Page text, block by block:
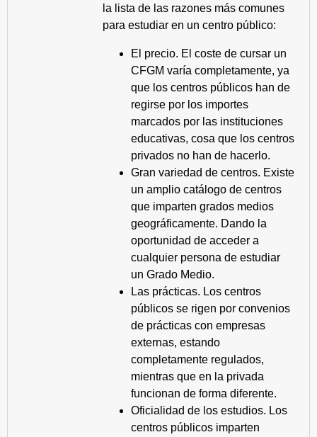
la lista de las razones más comunes
para estudiar en un centro público:
El precio. El coste de cursar un
CFGM varía completamente, ya
que los centros públicos han de
regirse por los importes
marcados por las instituciones
educativas, cosa que los centros
privados no han de hacerlo.
Gran variedad de centros. Existe
un amplio catálogo de centros
que imparten grados medios
geográficamente. Dando la
oportunidad de acceder a
cualquier persona de estudiar
un Grado Medio.
Las prácticas. Los centros
públicos se rigen por convenios
de prácticas con empresas
externas, estando
completamente regulados,
mientras que en la privada
funcionan de forma diferente.
Oficialidad de los estudios. Los
centros públicos imparten